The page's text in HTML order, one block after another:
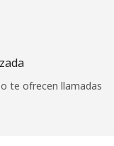
te ofrecen llamadas